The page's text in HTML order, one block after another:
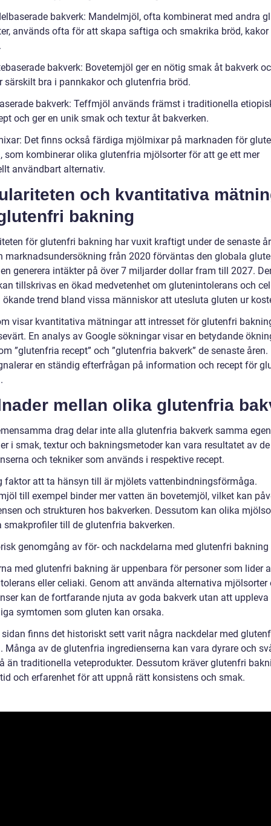
bakverk: Mandelmjöl, ofta kombinerat med andra
används ofta för att skapa saftiga och smakrika bröd, kakor
bakverk: Bovetemjöl ger en nötig smak åt bakverk
särskilt bra i pannkakor och glutenfria bröd.
bakverk: Teffmjöl används främst i traditionella
och ger en unik smak och textur åt bakverken.
Det finns också färdiga mjölmixar på marknaden för
som kombinerar olika glutenfria mjölsorter för att ge ett mer
användbart alternativ.
och kvantitativa
bakning
för glutenfri bakning har vuxit kraftigt under de senaste
marknadsundersökning från 2020 förväntas den globala
generera intäkter på över 7 miljarder dollar fram till 2027.
tillskrivas en ökad medvetenhet om glutenintolerans och
ökande trend bland vissa människor att utesluta gluten ur
visar kvantitativa mätningar att intresset för glutenfri
En analys av Google sökningar visar en betydande
”glutenfria recept” och ”glutenfria bakverk” de senaste åren.
en ständig efterfrågan på information och recept för
mellan olika glutenfria
drag delar inte alla glutenfria bakverk samma
i smak, textur och bakningsmetoder kan vara resultatet av
och tekniker som används i respektive recept.
faktor att ta hänsyn till är mjölets vattenbindningsförmåga.
till exempel binder mer vatten än bovetemjöl, vilket kan
och strukturen hos bakverken. Dessutom kan olika
smakprofiler till de glutenfria bakverken.
genomgång av för- och nackdelarna med glutenfri bakning
med glutenfri bakning är uppenbara för personer som lider
eller celiaki. Genom att använda alternativa mjölsorter
kan de fortfarande njuta av goda bakverk utan att uppleva
symtomen som gluten kan orsaka.
sidan finns det historiskt sett varit några nackdelar med
Många av de glutenfria ingredienserna kan vara dyrare och
än traditionella veteprodukter. Dessutom kräver glutenfri
och erfarenhet för att uppnå rätt konsistens och smak.